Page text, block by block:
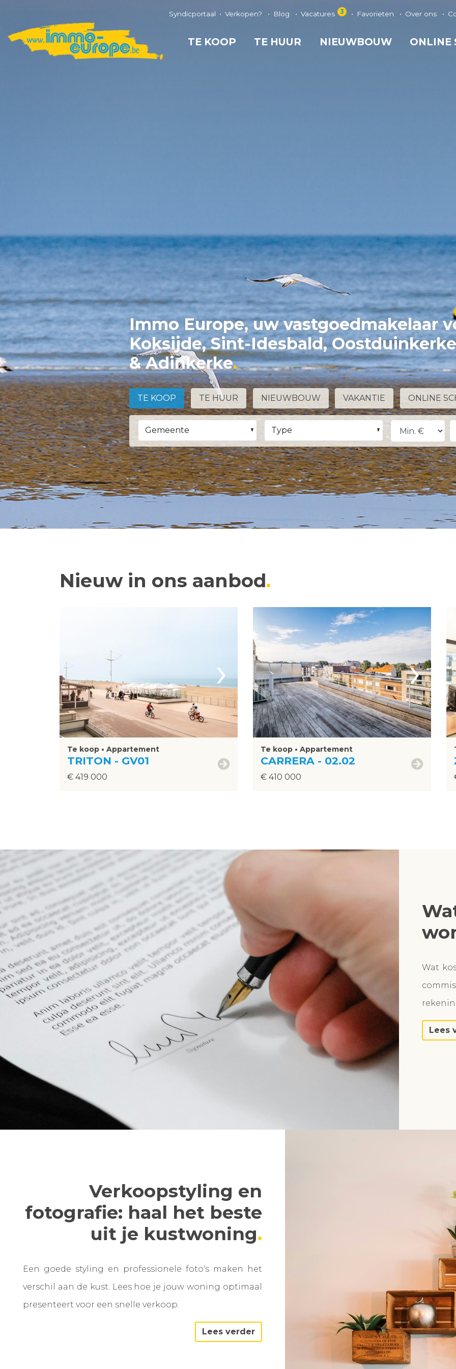
Syndicportaal Verkopen? Blog Vacatures 3 Favorieten Over ons
TE KOOP TE HUUR NIEUWBOUW ONLINE
Immo Europe, uw vastgoedmakelaar
Koksijde, Sint-Idesbald,
& Adinkerke
TE KOOP TE HUUR NIEUWBOUW VAKANTIE ONLINE
Gemeente Type
Nieuw in ons aanbod
›
Te koop • Appartement
TRITON - GV01
€ 419 000
›
Te koop • Appartement
CARRERA - 02.02
€ 410 000
Wat
Lees
Verkoopstyling en
fotografie: haal het beste
uit je kustwoning
Een goede styling en professionele foto's maken het
verschil aan de kust. Lees hoe je jouw woning optimaal
presenteert voor een snelle verkoop.
Lees verder